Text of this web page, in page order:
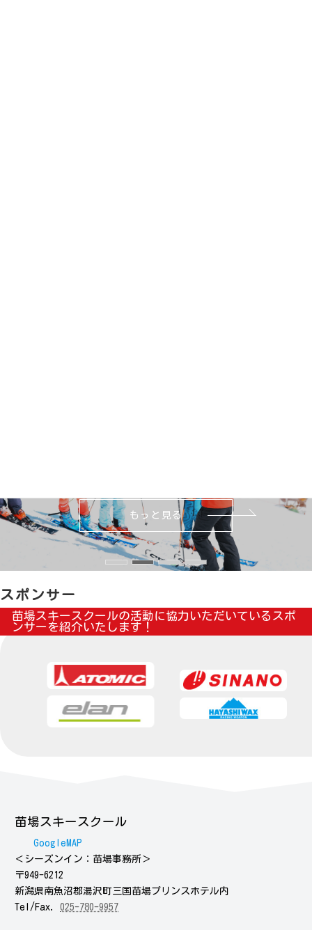
もっと見る
もっと見る
もっと見る
もっと見る
スポンサー
苗場スキースクールの活動に協力いただいているスポ
ンサーを紹介いたします ！
苗場スキースクール
GoogleMAP
＜シーズンイン：苗場事務所＞
〒949-6212
新潟県南魚沼郡湯沢町三国苗場プリンスホテル内
Tel/Fax. 025-780-9957